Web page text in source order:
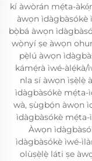
kí àwòrán mẹ́ta-
àwọn ìdàgbàsókè
bọ̀bá àwọn
wọ̀nyí ṣe àwọn
pẹ̀lú àwọn
kámẹ́rà ìwé-
nla sí àwọn ìṣẹ̀lẹ̀
ìdàgbàsókè mẹ́ta-
wà, ṣùgbọ́n àwọn
ìdàgbàsókè
Àwọn
ìdàgbàsókè ìwé-
olùṣẹ̀lẹ̀ láti ṣe